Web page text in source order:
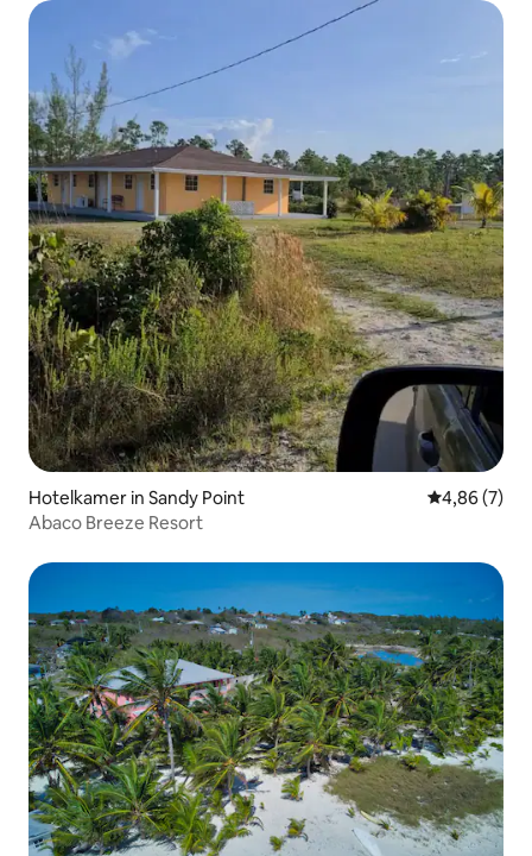
Hotelkamer in Sandy Point Gemiddelde
4,86 (7)
Abaco Breeze Resort